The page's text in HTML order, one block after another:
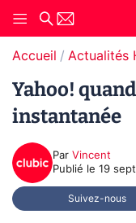
Accueil Actualités
Yahoo!
instantanée
Par Vincent
Publié le 19
Suivez-nous